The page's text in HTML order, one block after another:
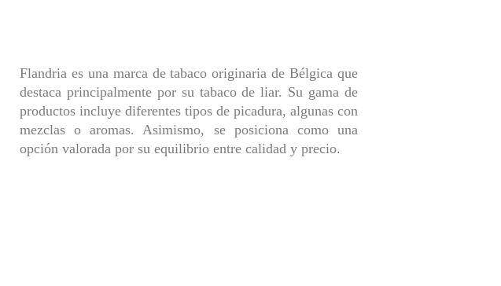
Flandria es una marca de tabaco originaria de Bélgica que
destaca principalmente por su tabaco de liar. Su gama de
productos incluye diferentes tipos de picadura, algunas con
mezclas o aromas. Asimismo, se posiciona como una
opción valorada por su equilibrio entre calidad y precio.